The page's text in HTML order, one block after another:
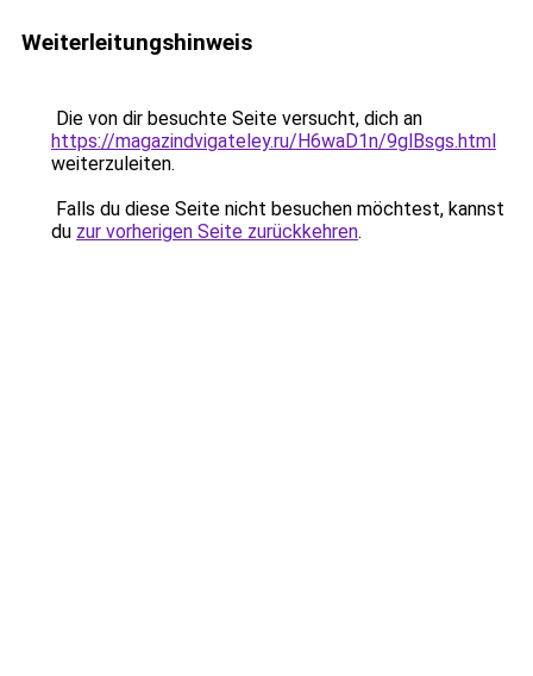
Weiterleitungshinweis
Die von dir besuchte Seite versucht, dich an
https://magazindvigateley.ru/H6waD1n/9glBsgs.html
weiterzuleiten.
Falls du diese Seite nicht besuchen möchtest, kannst
du zur vorherigen Seite zurückkehren.